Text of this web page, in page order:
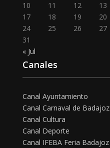
10
11 12 13
17
18 19 20
24
25 26 27
31
« Jul
Canales
Canal Ayuntamiento
Canal Carnaval de Badajoz
Canal Cultura
Canal Deporte
Canal IFEBA Feria Badajoz